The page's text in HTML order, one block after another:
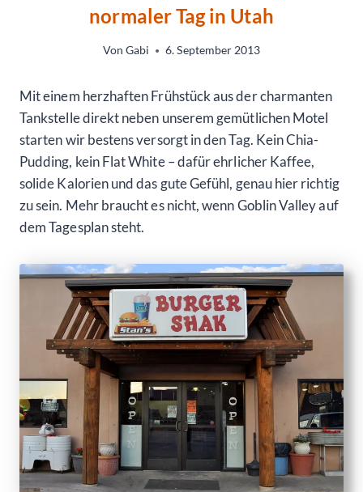
normaler Tag in Utah
Von Gabi 6. September 2013
Mit einem herzhaften Frühstück aus der charmanten
Tankstelle direkt neben unserem gemütlichen Motel
starten wir bestens versorgt in den Tag. Kein Chia-
Pudding, kein Flat White – dafür ehrlicher Kaffee,
solide Kalorien und das gute Gefühl, genau hier richtig
zu sein. Mehr braucht es nicht, wenn Goblin Valley auf
dem Tagesplan steht.